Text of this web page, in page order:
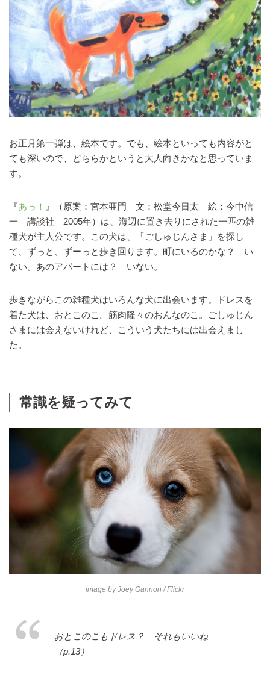
お正月第一弾は、絵本です。でも、絵本といっても内容がと
ても深いので、どちらかというと大人向きかなと思っていま
す。
『あっ！ 』（原案：宮本亜門 文：松堂今日太 絵：今中信
一 講談社 2005年）は、海辺に置き去りにされた一匹の雑
種犬が主人公です。この犬は、「ごしゅじんさま」を探し
て、ずっと、ずーっと歩き回ります。町にいるのかな？ い
ない。あのアパートには？ いない。
歩きながらこの雑種犬はいろんな犬に出会います。ドレスを
着た犬は、おとこのこ。筋肉隆々のおんなのこ。ごしゅじん
さまには会えないけれど、こういう犬たちには出会えまし
た。
常識を疑ってみて
image byJoey Gannon / Flickr
おとこのこもドレス？ それもいいね
（p.13）